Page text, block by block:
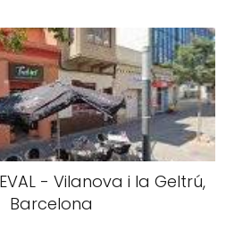
- Vilanova i la Geltrú,
Barcelona